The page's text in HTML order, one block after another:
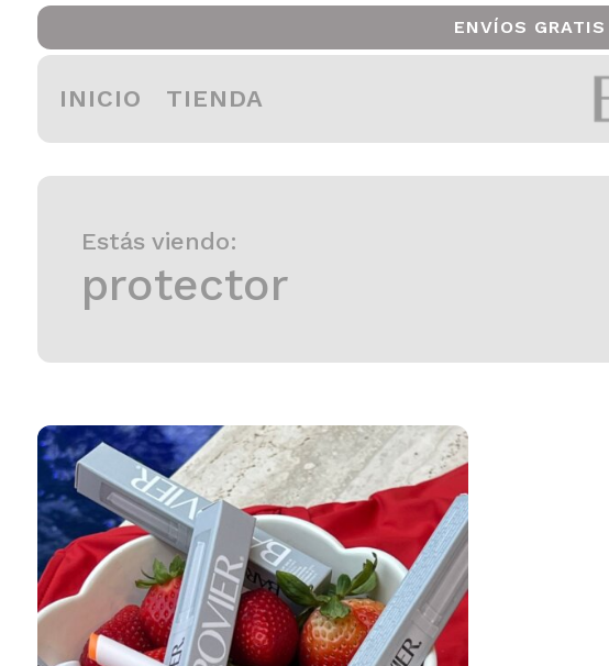
ENVÍOS
INICIO TIENDA
Estás viendo:
protector